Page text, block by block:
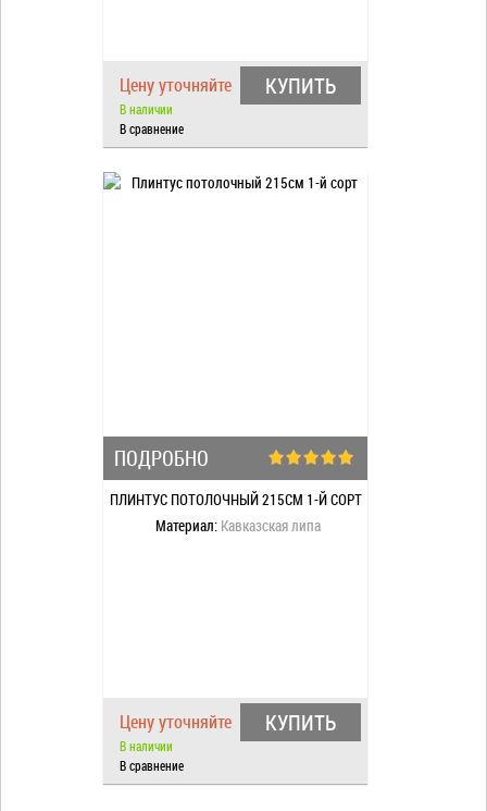
Цену уточняйте
В наличии
КУПИТЬ
В сравнение
ПОДРОБНО
ПЛИНТУС ПОТОЛОЧНЫЙ 215СМ 1-Й СОРТ
Материал: Кавказская липа
Цену уточняйте
В наличии
КУПИТЬ
В сравнение